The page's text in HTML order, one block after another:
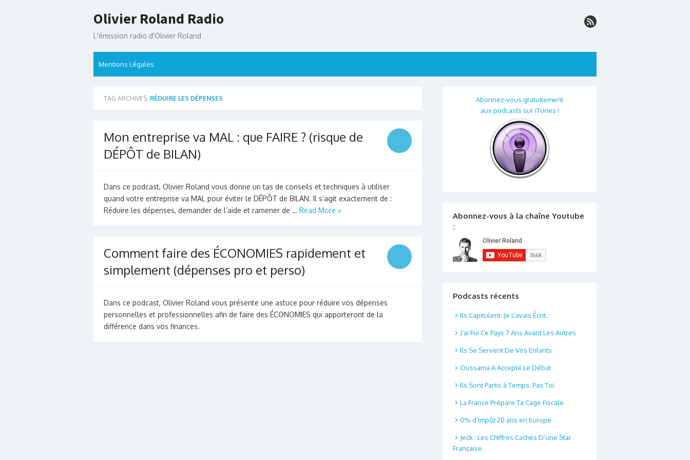
to
Olivier Roland Radio
L'émission radio d'Olivier Roland
Mentions Légales
TAG ARCHIVES: RÉDUIRE LES DÉPENSES
Mon entreprise va MAL : que FAIRE ? (risque de
DÉPÔT de BILAN)
Dans ce podcast, Olivier Roland vous donne un tas de conseils et techniques à utiliser
quand votre entreprise va MAL pour éviter le DÉPÔT de BILAN. Il s’agit exactement de :
Réduire les dépenses, demander de l’aide et ramener de … Read More »
Comment faire des ÉCONOMIES rapidement et
simplement (dépenses pro et perso)
Dans ce podcast, Olivier Roland vous présente une astuce pour réduire vos dépenses
personnelles et professionnelles afin de faire des ÉCONOMIES qui apporteront de la
différence dans vos finances.
Abonnez-vous gratuitement
aux podcasts sur iTunes !
Abonnez-vous à la chaîne Youtube
:
Podcasts récents
Ils Capitulent. Je L’avais Écrit.
J’ai Fui Ce Pays 7 Ans Avant Les Autres
Ils Se Servent De Vos Enfants
Oussama A Accepté Le Débat
Ils Sont Partis à Temps. Pas Toi.
La France Prépare Ta Cage Fiscale
0% d’Impôt 20 ans en Europe
Jeck : Les Chiffres Cachés D’une Star
Française